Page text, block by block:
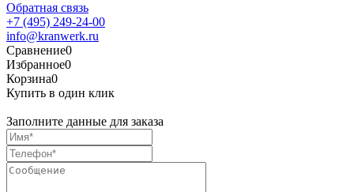
Обратная связь
+7 (495) 249-24-00
info@kranwerk.ru
Сравнение0
Избранное0
Корзина0
Купить в один клик
Заполните данные для заказа